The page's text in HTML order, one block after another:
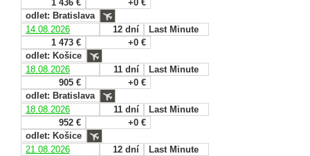
1 436 €
+0 €
odlet: Bratislava
14.08.2026
12 dní
Last Minute
1 473 €
+0 €
odlet: Košice
18.08.2026
11 dní
Last Minute
905 €
+0 €
odlet: Bratislava
18.08.2026
11 dní
Last Minute
952 €
+0 €
odlet: Košice
21.08.2026
12 dní
Last Minute